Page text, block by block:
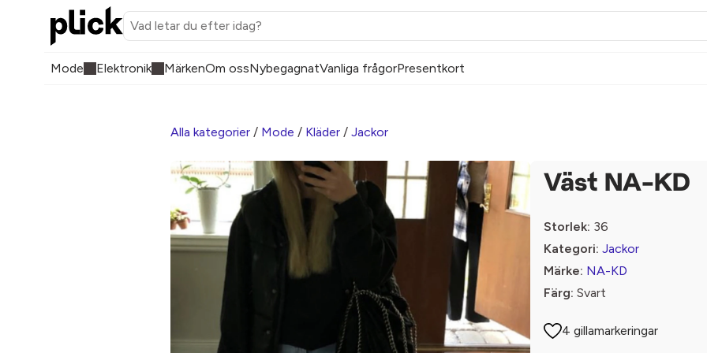
Mode Elektronik MärkenOm ossNybegagnatVanliga frågorPresentkort
Alla kategorier / Mode / Kläder / Jackor
Väst NA-KD
Storlek: 36
Kategori: Jackor
Märke: NA-KD
Färg: Svart
4 gillamarkeringar